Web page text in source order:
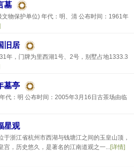
墓
物保护单位) 年代：明、清 公布时间：1961年
旧居
年，门牌为里西湖1号、2号，别墅占地1333.3
墓亭
代：明 公布时间：2005年3月16日古茶场由临
星观
于浙江省杭州市西湖与钱塘江之间的玉皇山顶，
宫，历史悠久，是著名的江南道观之一...[详情]